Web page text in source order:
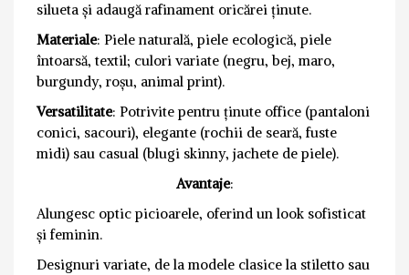
silueta și adaugă rafinament oricărei ținute.
Materiale: Piele naturală, piele ecologică, piele
întoarsă, textil; culori variate (negru, bej, maro,
burgundy, roșu, animal print).
Versatilitate: Potrivite pentru ținute office (pantaloni
conici, sacouri), elegante (rochii de seară, fuste
midi) sau casual (blugi skinny, jachete de piele).
Avantaje:
Alungesc optic picioarele, oferind un look sofisticat
și feminin.
Designuri variate, de la modele clasice la stiletto sau